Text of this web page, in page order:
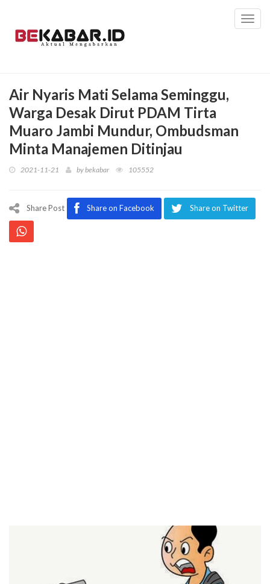
Air Nyaris Mati Selama Seminggu,
Warga Desak Dirut PDAM Tirta
Muaro Jambi Mundur, Ombudsman
Minta Manajemen Ditinjau
2021-11-21 bybekabar 105552
Share Post Share on Facebook Share on Twitter